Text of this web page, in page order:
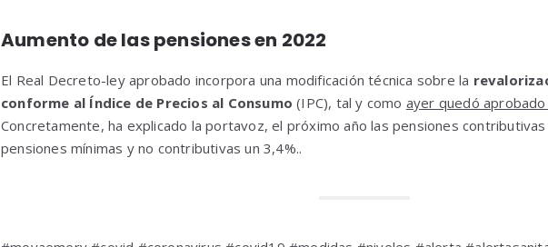
Aumento de las pensiones en 2022
El Real Decreto-ley aprobado incorpora una modificación técnica sobre la
conforme al Índice de Precios al Consumo(IPC), tal y como ayer quedó
Concretamente, ha explicado la portavoz, el próximo año las pensiones
pensiones mínimas y no contributivas un 3,4%..